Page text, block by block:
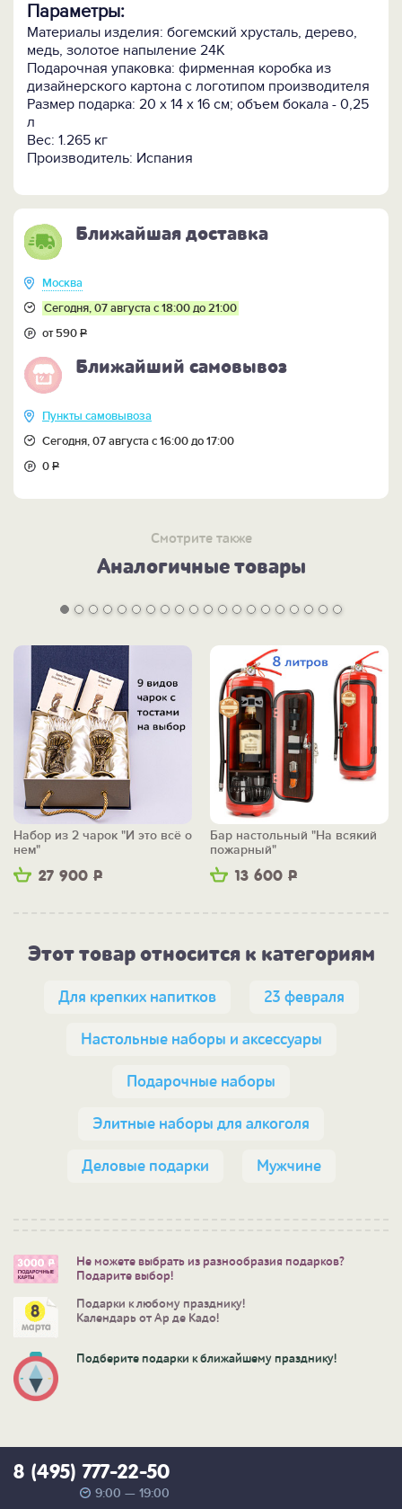
серебром и имеет зеленоватый оттенок.
Бокал изготовлен из богемского стекла.
Параметры:
Материалы изделия: богемский хрусталь, дерево,
медь, золотое напыление 24К
Подарочная упаковка: фирменная коробка из
дизайнерского картона с логотипом производителя
Размер подарка: 20 х 14 х 16 см; объем бокала - 0,25
л
Вес: 1.265 кг
Производитель: Испания
Ближайшая доставка
Москва
Сегодня, 07 августа с 18:00 до 21:00
от 590Р
Ближайший самовывоз
Пункты самовывоза
Сегодня, 07 августа с 16:00 до 17:00
0Р
Смотрите также
Аналогичные товары
27 900 Р
Набор из 2 чарок "И это всё о
нем"
13 600 Р
Бар настольный "На всякий
пожарный"
Этот товар относится к категориям
Для крепких напитков 23 февраля
Настольные наборы и аксессуары
Подарочные наборы
Элитные наборы для алкоголя
Деловые подарки Мужчине
Не можете выбрать из разнообразия подарков?
Подарите выбор!
Подарки к любому празднику!
Календарь от Ар де Кадо!
Подберите подарки к ближайшему празднику!
8 (495) 777-22-50
9:00 — 19:00